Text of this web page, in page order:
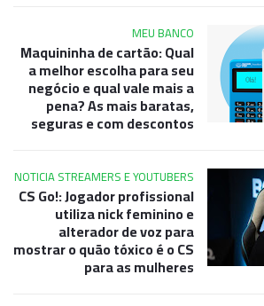
MEU BANCO
Maquininha de cartão: Qual
a melhor escolha para seu
negócio e qual vale mais a
pena? As mais baratas,
seguras e com descontos
NOTICIA STREAMERS E YOUTUBERS
CS Go!: Jogador profissional
utiliza nick feminino e
alterador de voz para
mostrar o quão tóxico é o CS
para as mulheres